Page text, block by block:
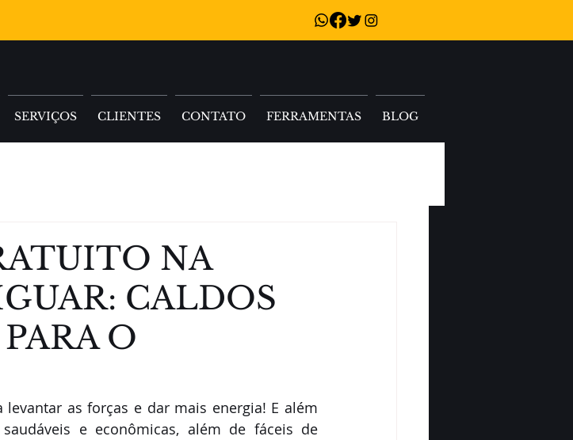
SERVIÇOS CLIENTES CONTATO FERRAMENTAS BLOG
NA
CALDOS
O
as forças e dar mais energia! E além
e econômicas, além de fáceis de